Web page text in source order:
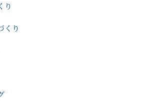
り
くり